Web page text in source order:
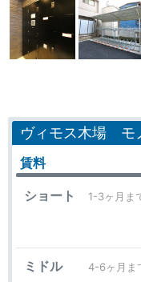
ヴィモス木場 モ
賃料
ショート 1-3ヶ月ま
ミドル 4-6ヶ月ま